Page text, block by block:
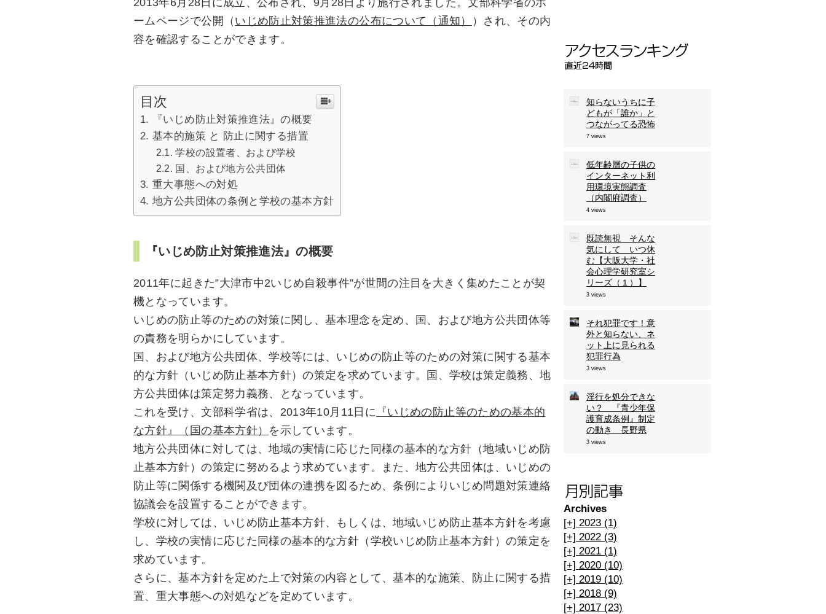
2013年6月28日に成立、公布され、9月28日より施行されました。文部科学省のホ
ームページで公開（ いじめ防止対策推進法の公布について（通知）
）され、その内
容を確認することができます。
目次
『いじめ防止対策推進法』の概要
基本的施策 と 防止に関する措置
学校の設置者、および学校
国、および地方公共団体
重大事態への対処
地方公共団体の条例と学校の基本方針
『いじめ防止対策推進法』の概要
2011年に起きた”大津市中2いじめ自殺事件”が世間の注目を大きく集めたことが契
機となっています。
いじめの防止等のための対策に関し、基本理念を定め、国、および地方公共団体等
の責務を明らかにしています。
国、および地方公共団体、学校等には、いじめの防止等のための対策に関する基本
的な方針（いじめ防止基本方針）の策定を求めています。国、学校は策定義務、地
方公共団体は策定努力義務、となっています。
これを受け、文部科学省は、2013年10月11日に 『いじめの防止等のための基本的
な方針』（国の基本方針） を示しています。
地方公共団体に対しては、地域の実情に応じた同様の基本的な方針（地域いじめ防
止基本方針）の策定に努めるよう求めています。また、地方公共団体は、いじめの
防止等に関係する機関及び団体の連携を図るため、条例によりいじめ問題対策連絡
協議会を設置することができます。
学校に対しては、いじめ防止基本方針、もしくは、地域いじめ防止基本方針を考慮
し、学校の実情に応じた同様の基本的な方針（学校いじめ防止基本方針）の策定を
求めています。
さらに、基本方針を定めた上で対策の内容として、基本的な施策、防止に関する措
置、重大事態への対処などを定めています。
知らないうちに子
どもが「誰か」と
つながってる恐怖
7 views
低年齢層の子供の
インターネット利
用環境実態調査
（内閣府調査）
4 views
既読無視 そんな
気にして いつ休
む【大阪大学・社
会心理学研究室シ
リーズ（１）】
3 views
それ犯罪です！意
外と知らない、ネ
ット上に見られる
犯罪行為
3 views
淫行を処分できな
い？ 『青少年保
護育成条例』制定
の動き 長野県
3 views
Archives
[+] 2023 (1)
[+] 2022 (3)
[+] 2021 (1)
[+] 2020 (10)
[+] 2019 (10)
[+] 2018 (9)
[+] 2017 (23)